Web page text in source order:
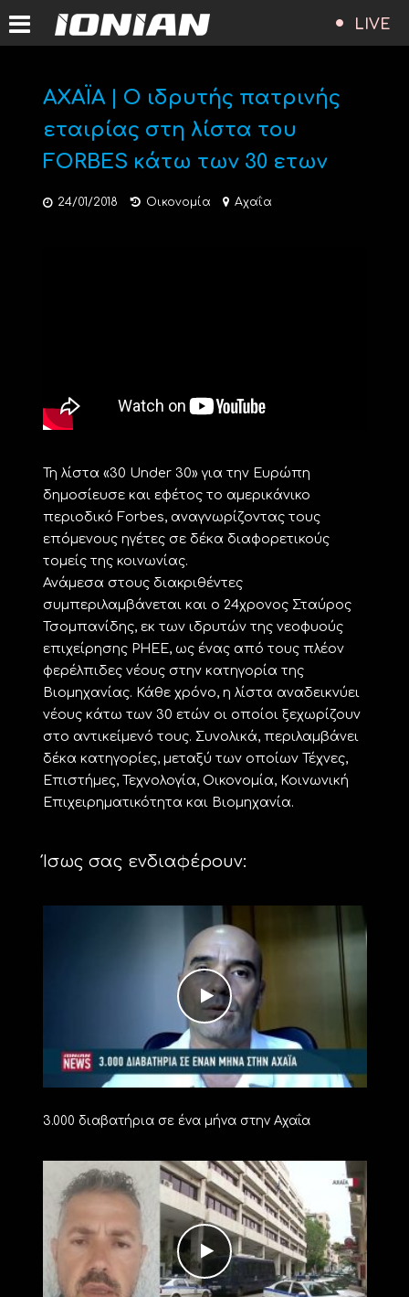
LIVE
ΑΧΑΪΑ | Ο ιδρυτής πατρινής
εταιρίας στη λίστα του
FORBES κάτω των 30 ετων
24/01/2018 Οικονομία Αχαΐα
Τη λίστα «30 Under 30» για την Ευρώπη
δημοσίευσε και εφέτος το αμερικάνικο
περιοδικό Forbes, αναγνωρίζοντας τους
επόμενους ηγέτες σε δέκα διαφορετικούς
τομείς της κοινωνίας.
Ανάμεσα στους διακριθέντες
συμπεριλαμβάνεται και ο 24χρονος Σταύρος
Τσομπανίδης, εκ των ιδρυτών της νεοφυούς
επιχείρησης PHEE, ως ένας από τους πλέον
φερέλπιδες νέους στην κατηγορία της
Βιομηχανίας. Κάθε χρόνο, η λίστα αναδεικνύει
νέους κάτω των 30 ετών οι οποίοι ξεχωρίζουν
στο αντικείμενό τους. Συνολικά, περιλαμβάνει
δέκα κατηγορίες, μεταξύ των οποίων Τέχνες,
Επιστήμες, Τεχνολογία, Οικονομία, Κοινωνική
Επιχειρηματικότητα και Βιομηχανία.
Ίσως σας ενδιαφέρουν:
3.000 διαβατήρια σε ένα μήνα στην Αχαΐα